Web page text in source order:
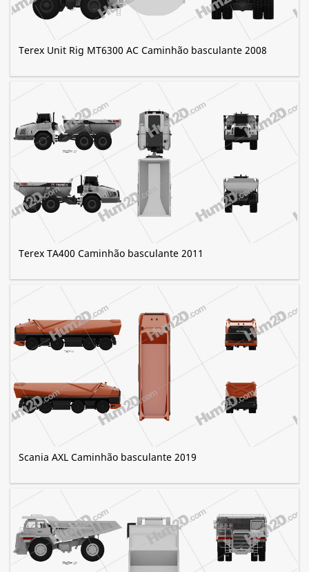
Terex Unit Rig MT6300 AC Caminhão basculante 2008
Terex TA400 Caminhão basculante 2011
Scania AXL Caminhão basculante 2019